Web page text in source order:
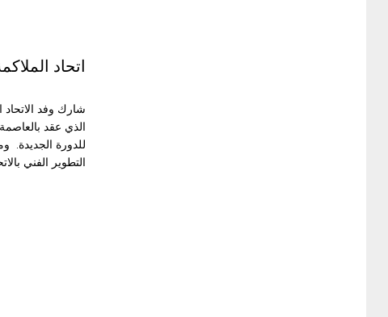
اتحاد
شارك وفد الاتحاد
الذي عقد
للدورة الجديدة.
التطوير الفني